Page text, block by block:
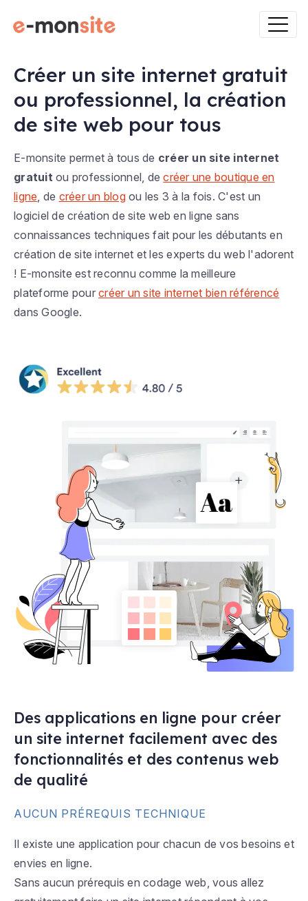
Créer un site internet gratuit
ou professionnel, la création
de site web pour tous
E-monsite permet à tous de créer un site internet
gratuit ou professionnel, decréer une boutique en
ligne , de créer un blogou les 3 à la fois. C'est un
logiciel de création de site web en ligne sans
connaissances techniques fait pour les débutants en
création de site internet et les experts du web l'adorent
! E-monsite est reconnu comme la meilleure
plateforme pour créer un site internet bien référencé
dans Google.
Des applications en ligne pour créer
un site internet facilement avec des
fonctionnalités et des contenus web
de qualité
AUCUN PRÉREQUIS TECHNIQUE
Il existe une application pour chacun de vos besoins et
envies en ligne.
Sans aucun prérequis en codage web, vous allez